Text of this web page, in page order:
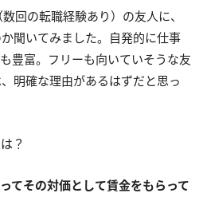
回の転職経験あり）の友人に、
聞いてみました。自発的に仕事
豊富。フリーも向いていそうな友
明確な理由があるはずだと思っ
？
てその対価として賃金をもらって